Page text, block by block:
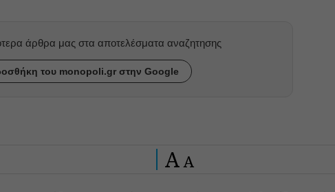
άρθρα μας στα αποτελέσματα αναζητησης
του monopoli.gr στην Google
A A